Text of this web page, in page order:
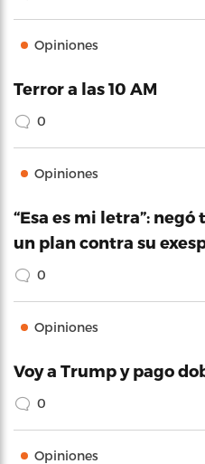
Opiniones
Terror a las 10 AM
0
Opiniones
“Esa es mi letra”:
un plan contra su
0
Opiniones
Voy a Trump y pago
0
Opiniones